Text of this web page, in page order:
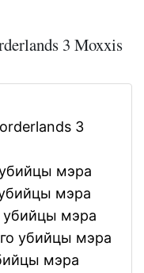
3 Moxxis
3
мэра
мэра
убийцы мэра
убийцы мэра
мэра